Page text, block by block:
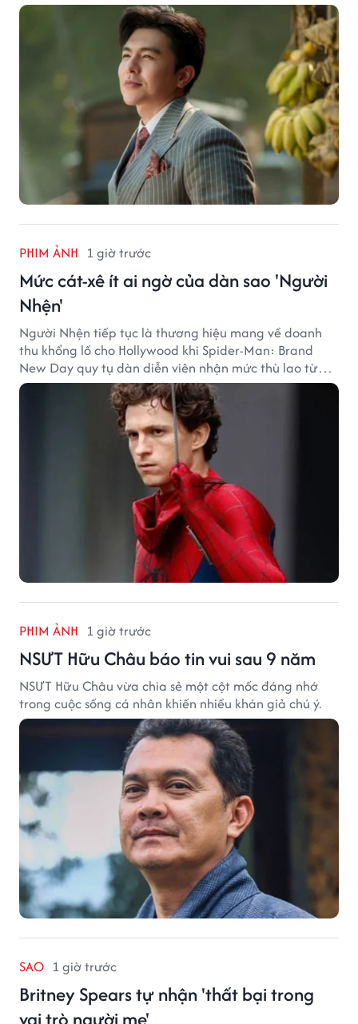
PHIM ẢNH 1 giờ trước
Mức cát-xê ít ai ngờ của dàn sao 'Người
Nhện'
Người Nhện tiếp tục là thương hiệu mang về doanh
thu khổng lồ cho Hollywood khi Spider-Man: Brand
New Day quy tụ dàn diễn viên nhận mức thù lao từ
hàng chục đến hàng trăm tỷ đồng. Thành công phòng
vé của bộ phim cũng giúp nhiều ngôi sao sở hữu khoản
thu nhập đáng mơ ước.
PHIM ẢNH 1 giờ trước
NSƯT Hữu Châu báo tin vui sau 9 năm
NSƯT Hữu Châu vừa chia sẻ một cột mốc đáng nhớ
trong cuộc sống cá nhân khiến nhiều khán giả chú ý.
SAO 1 giờ trước
Britney Spears tự nhận 'thất bại trong